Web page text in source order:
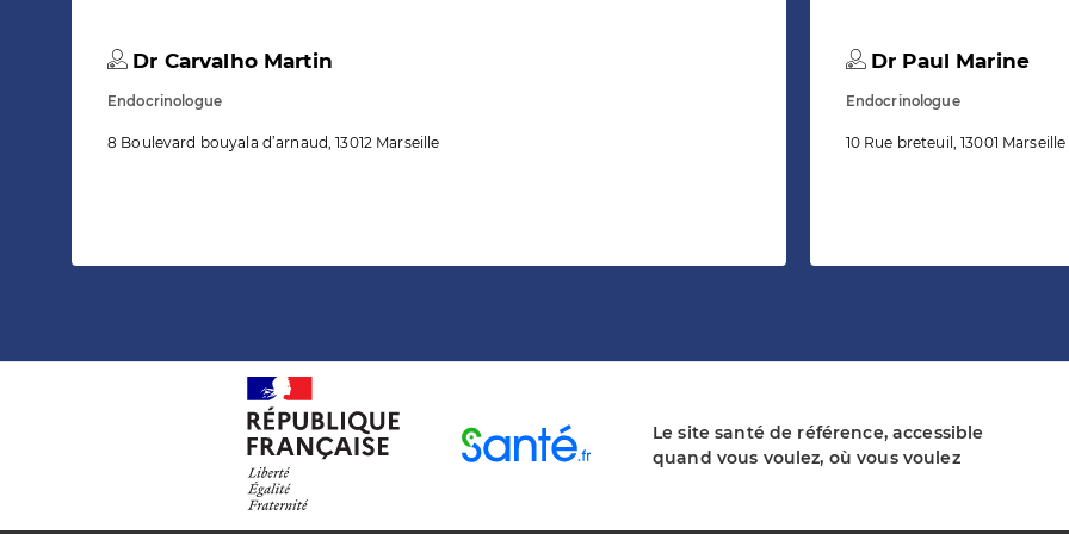
Dr Carvalho Martin
Endocrinologue
8 Boulevard bouyala d’arnaud, 13012 Marseille
Dr Paul Marine
Endocrinologue
10 Rue breteuil, 13001 Marseille
Le site santé de référence, accessible
quand vous voulez, où vous voulez